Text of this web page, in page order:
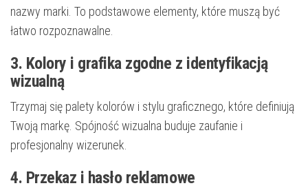
nazwy marki. To podstawowe elementy, które muszą być
łatwo rozpoznawalne.
3. Kolory i grafika zgodne z identyfikacją
wizualną
Trzymaj się palety kolorów i stylu graficznego, które definiują
Twoją markę. Spójność wizualna buduje zaufanie i
profesjonalny wizerunek.
4. Przekaz i hasło reklamowe